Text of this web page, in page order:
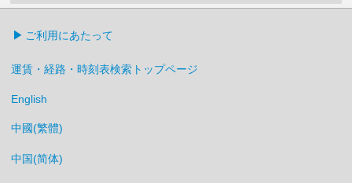
ご利用にあたって
運賃・経路・時刻表検索トップページ
English
中國(繁體)
中国(简体)